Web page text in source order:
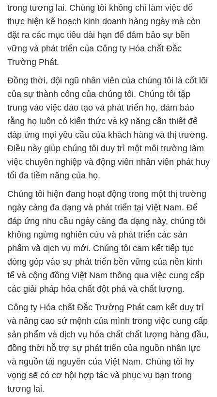
trong tương lai. Chúng tôi không chỉ làm việc để
thực hiện kế hoạch kinh doanh hàng ngày mà còn
đặt ra các mục tiêu dài hạn để đảm bảo sự bền
vững và phát triển của Công ty Hóa chất Đắc
Trường Phát.
Đồng thời, đội ngũ nhân viên của chúng tôi là cốt lõi
của sự thành công của chúng tôi. Chúng tôi tập
trung vào việc đào tạo và phát triển họ, đảm bảo
rằng họ luôn có kiến thức và kỹ năng cần thiết để
đáp ứng mọi yêu cầu của khách hàng và thị trường.
Điều này giúp chúng tôi duy trì một môi trường làm
việc chuyên nghiệp và động viên nhân viên phát huy
tối đa tiềm năng của họ.
Chúng tôi hiện đang hoạt động trong một thị trường
ngày càng đa dạng và phát triển tại Việt Nam. Để
đáp ứng nhu cầu ngày càng đa dạng này, chúng tôi
không ngừng nghiên cứu và phát triển các sản
phẩm và dịch vụ mới. Chúng tôi cam kết tiếp tục
đóng góp vào sự phát triển bền vững của nền kinh
tế và cộng đồng Việt Nam thông qua việc cung cấp
các giải pháp hóa chất đột phá và chất lượng.
Công ty Hóa chất Đắc Trường Phát cam kết duy trì
và nâng cao sứ mệnh của mình trong việc cung cấp
sản phẩm và dịch vụ hóa chất chất lượng hàng đầu,
đồng thời hỗ trợ sự phát triển của nguồn nhân lực
và nguồn tài nguyên của Việt Nam. Chúng tôi hy
vọng sẽ có cơ hội hợp tác và phục vụ bạn trong
tương lai.